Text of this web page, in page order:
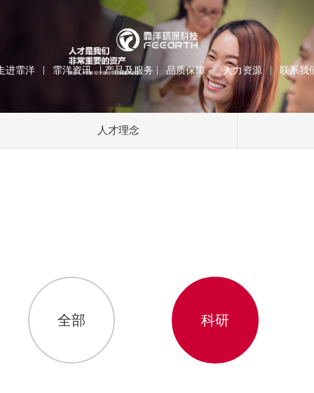
进霏洋 霏洋资讯 产品及服务 品质保障 人力资源 联系我
人才理念
全部 科研